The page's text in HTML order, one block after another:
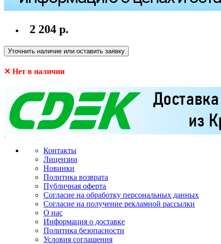
2 204 р.
Уточнить наличие или оставить заявку
✕ Нет в наличии
Контакты
Лицензии
Новинки
Политика возврата
Публичная оферта
Согласие на обработку персональных данных
Согласие на получение рекламной рассылки
О нас
Информация о доставке
Политика безопасности
Условия соглашения